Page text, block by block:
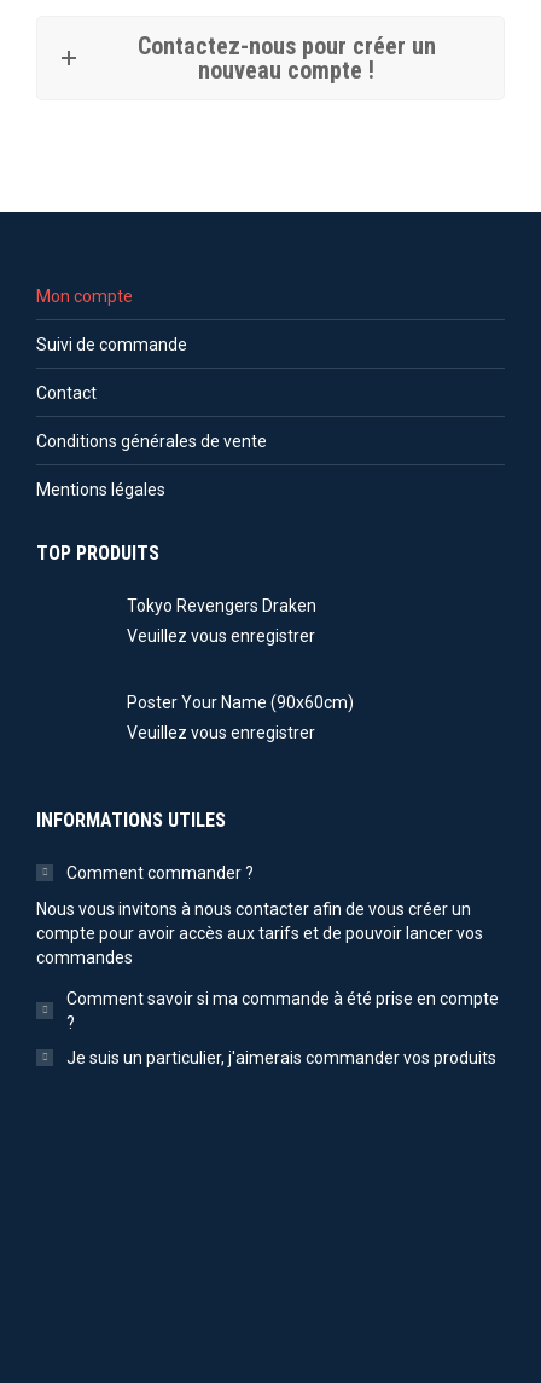
Contactez-nous pour créer un
nouveau compte !
Mon compte
Suivi de commande
Contact
Conditions générales de vente
Mentions légales
TOP PRODUITS
Tokyo Revengers Draken
Veuillez vous enregistrer
Poster Your Name (90x60cm)
Veuillez vous enregistrer
INFORMATIONS UTILES
Comment commander ?
Nous vous invitons à nous contacter afin de vous créer un
compte pour avoir accès aux tarifs et de pouvoir lancer vos
commandes
Comment savoir si ma commande à été prise en compte
?
Je suis un particulier, j'aimerais commander vos produits